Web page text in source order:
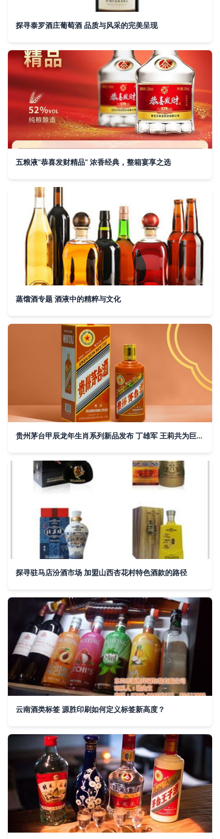
探寻泰罗酒庄葡萄酒 品质与风采的完美呈现
五粮液“恭喜发财精品” 浓香经典，整箱宴享之选
蒸馏酒专题 酒液中的精粹与文化
贵州茅台甲辰龙年生肖系列新品发布 丁雄军 王莉共为巨龙“点睛”
探寻驻马店汾酒市场 加盟山西杏花村特色酒款的路径
云南酒类标签 源胜印刷如何定义标签新高度？